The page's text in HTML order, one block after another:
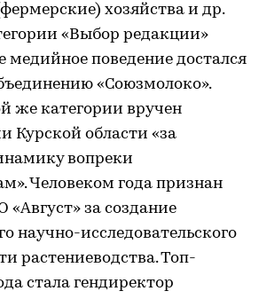
хозяйства и др.
«Выбор редакции»
медийное поведение достался
«Союзмолоко».
же категории вручен
Курской области «за
вопреки
Человеком года признан
«Август» за создание
научно-исследовательского
растениеводства. Топ-
стала гендиректор